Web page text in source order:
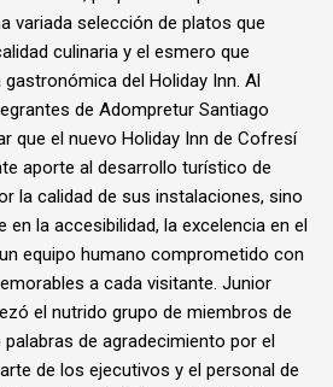
variada selección de platos que
culinaria y el esmero que
del Holiday Inn. Al
de Adompretur Santiago
que el nuevo Holiday Inn de Cofresí
aporte al desarrollo turístico de
la calidad de sus instalaciones, sino
la accesibilidad, la excelencia en el
equipo humano comprometido con
a cada visitante. Junior
el nutrido grupo de miembros de
de agradecimiento por el
de los ejecutivos y el personal de